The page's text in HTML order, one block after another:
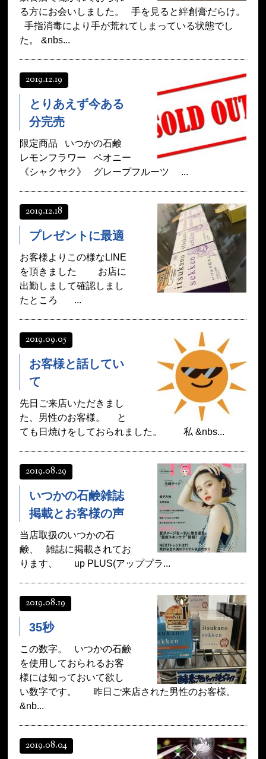
る方にお会いしました。 手を見ると絆創膏だらけ。
手指消毒により手が荒れてしまっている状態でし
た。 &nbs...
2019.12.19
とりあえず今ある
分完売
限定商品 いつかの石鹸
レモンフラワー ペオニー
《シャクヤク》 グレープフルーツ ...
2019.12.18
プレゼントに最適
お客様よりこの様なLINE
を頂きました お店に
出勤しまして確認しまし
たところ ...
2019.09.05
お客様と話してい
て
先日ご来店いただきまし
た、男性のお客様。 と
ても日焼けをしておられました。 私 &nbs...
2019.08.29
いつかの石鹸雑誌
掲載とお客様の声
当店取扱のいつかの石
鹸、 雑誌に掲載されてお
ります、 up PLUS(アッププラ...
2019.08.19
35秒
この数字。 いつかの石鹸
を使用しておられるお客
様には知っておいて欲し
い数字です。 昨日ご来店された男性のお客様。
&nb...
2019.08.04